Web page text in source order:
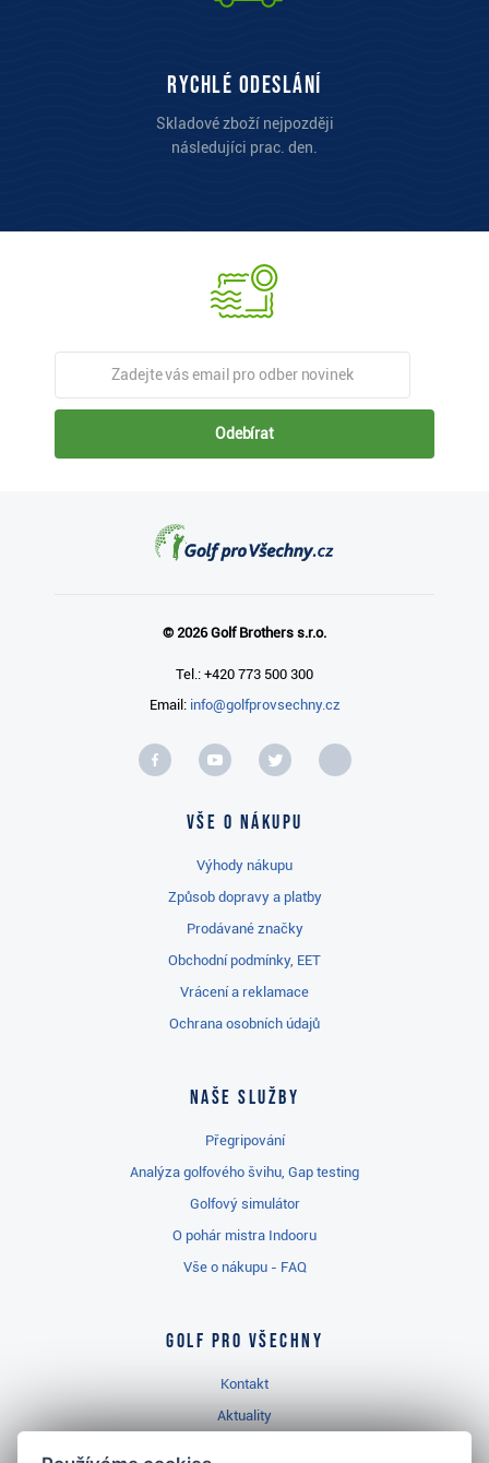
Rychlé odeslání
Skladové zboží nejpozději
následujíci prac. den.
Odebírat
© 2026 Golf Brothers s.r.o.
Tel.: +420 773 500 300
Email: info@golfprovsechny.cz
Vše o nákupu
Výhody nákupu
Způsob dopravy a platby
Prodávané značky
Obchodní podmínky, EET
Vrácení a reklamace
Ochrana osobních údajů
Naše služby
Přegripování
Analýza golfového švihu, Gap testing
Golfový simulátor
O pohár mistra Indooru
Vše o nákupu - FAQ
Golf pro všechny
Kontakt
Aktuality